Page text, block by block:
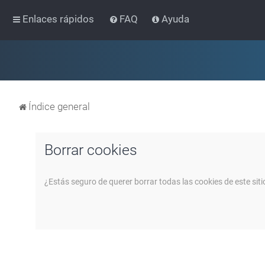
Enlaces rápidos FAQ Ayuda
Índice general
Borrar cookies
¿Estás seguro de querer borrar todas las cookies de este